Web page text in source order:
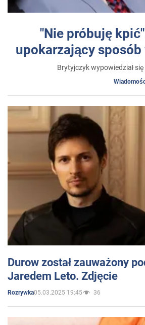
"Nie próbuję
upokarzający sposób
Brytyjczyk wypowiedział
Durow został zauważony
Jaredem Leto. Zdjęcie
Rozrywka05.03.2025 19:45 36